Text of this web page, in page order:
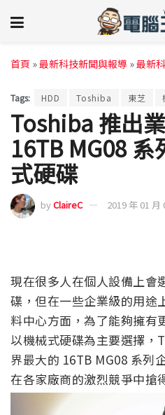
首頁 »最新科技新聞與報導 »最新
Tags: HDD Toshiba 東芝
Toshiba 推出
16TB MG08
式硬碟
byClaireC 2019 年 01 月
現在很多人在個人設備上會
碟，但在一些企業級的用途
料中心方面，為了能夠擁有
以機械式硬碟為主要選擇，
界最大的 16TB MG08 系列
在各家廠商的激烈競爭中搶